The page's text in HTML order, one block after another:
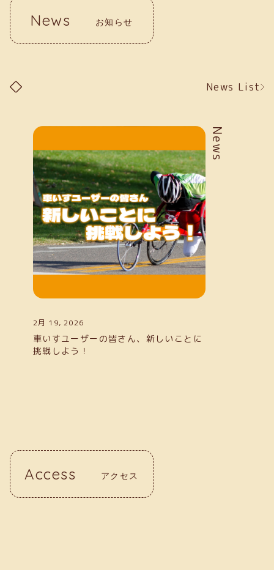
News お知らせ
News List
お知らせ
News
2月 19, 2026
車いすユーザーの皆さん、新しいことに
挑戦しよう！
Access アクセス